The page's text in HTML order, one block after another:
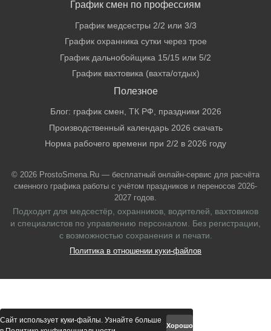
График смен по профессиям
График медсестры 2/2 или 3/3
График охранника сутки через трое
График дальнобойщика 15/15 или 5/2
График вахтовика (вахта/отдых)
Полезное
Блог: график смен, ТК РФ, праздники 2026
Производственный календарь 2026 скачать
Норма рабочего времени при 2/2 в 2026 году
© 2026 ProstoSmena.Ru — бесплатный онлайн-сервис для расчёта
сменного графика работы с учётом праздников и переносов 2026-
2027 годов.
Подходит для медсестёр, охранников, водителей, вахтовиков
и специалистов по управлению персоналом. Без регистрации,
с возможностью сохранения и печати.
Политика в отношении куки-файлов
Сайт использует куки-файлы. Узнайте больше
Хорошо